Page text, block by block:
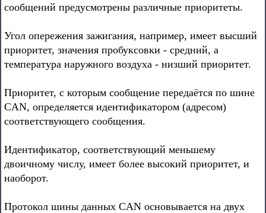
сообщений предусмотрены различные приоритеты.
Угол опережения зажигания, например, имеет высший
приоритет, значения пробуксовки - средний, а
температура наружного воздуха - низший приоритет.
Приоритет, с которым сообщение передаётся по шине
CAN, определяется идентификатором (адресом)
соответствующего сообщения.
Идентификатор, соответствующий меньшему
двоичному числу, имеет более высокий приоритет, и
наоборот.
Протокол шины данных CAN основывается на двух